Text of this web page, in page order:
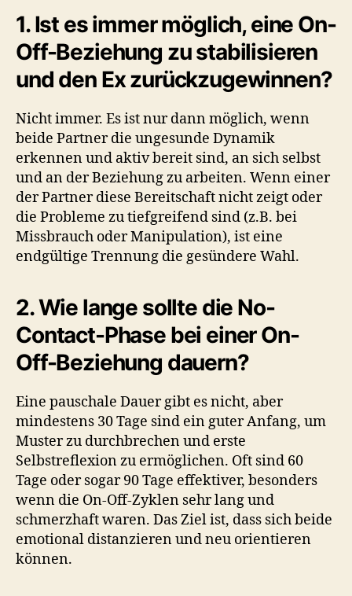
1. Ist es immer möglich, eine On-
Off-Beziehung zu stabilisieren
und den Ex zurückzugewinnen?
Nicht immer. Es ist nur dann möglich, wenn
beide Partner die ungesunde Dynamik
erkennen und aktiv bereit sind, an sich selbst
und an der Beziehung zu arbeiten. Wenn einer
der Partner diese Bereitschaft nicht zeigt oder
die Probleme zu tiefgreifend sind (z.B. bei
Missbrauch oder Manipulation), ist eine
endgültige Trennung die gesündere Wahl.
2. Wie lange sollte die No-
Contact-Phase bei einer On-
Off-Beziehung dauern?
Eine pauschale Dauer gibt es nicht, aber
mindestens 30 Tage sind ein guter Anfang, um
Muster zu durchbrechen und erste
Selbstreflexion zu ermöglichen. Oft sind 60
Tage oder sogar 90 Tage effektiver, besonders
wenn die On-Off-Zyklen sehr lang und
schmerzhaft waren. Das Ziel ist, dass sich beide
emotional distanzieren und neu orientieren
können.